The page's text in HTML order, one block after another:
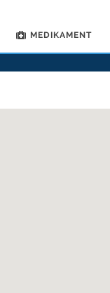
MEDIKAMENT
Malte Meyer-Holfelder>